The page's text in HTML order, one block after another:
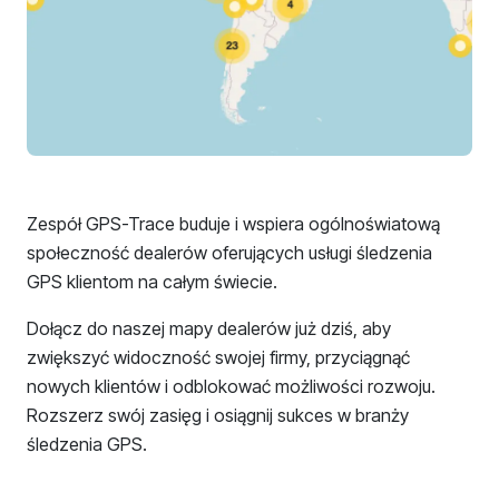
Zespół GPS-Trace buduje i wspiera ogólnoświatową
społeczność dealerów oferujących usługi śledzenia
GPS klientom na całym świecie.
Dołącz do naszej mapy dealerów już dziś, aby
zwiększyć widoczność swojej firmy, przyciągnąć
nowych klientów i odblokować możliwości rozwoju.
Rozszerz swój zasięg i osiągnij sukces w branży
śledzenia GPS.